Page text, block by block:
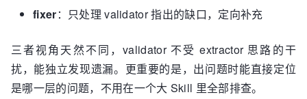
fixer：只处理 validator 指出的缺口，定向补充
三者视角天然不同，validator 不受 extractor 思路的干
扰，能独立发现遗漏。更重要的是，出问题时能直接定位
是哪一层的问题，不用在一个大 Skill 里全部排查。